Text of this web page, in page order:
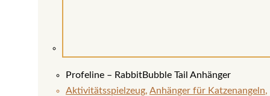
Profeline – RabbitBubble Tail Anhänger
Aktivitätsspielzeug, Anhänger für Katzenangeln,